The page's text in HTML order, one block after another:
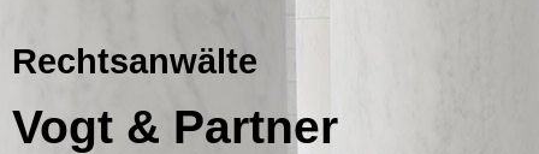
Rechtsanwälte
Vogt & Partner